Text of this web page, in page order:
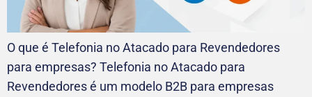
O que é Telefonia no Atacado para Revendedores
para empresas? Telefonia no Atacado para
Revendedores é um modelo B2B para empresas